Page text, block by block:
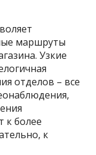
маршруты
Узкие
отделов – все
к более
к